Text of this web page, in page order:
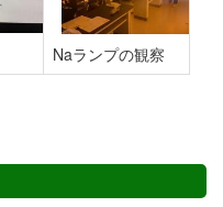
Naランプの観察